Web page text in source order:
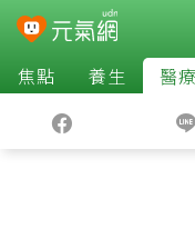
焦點 養生 醫療